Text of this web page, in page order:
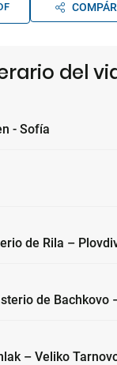
del
- Sofía
de Rila –
de Bachkovo
– Veliko